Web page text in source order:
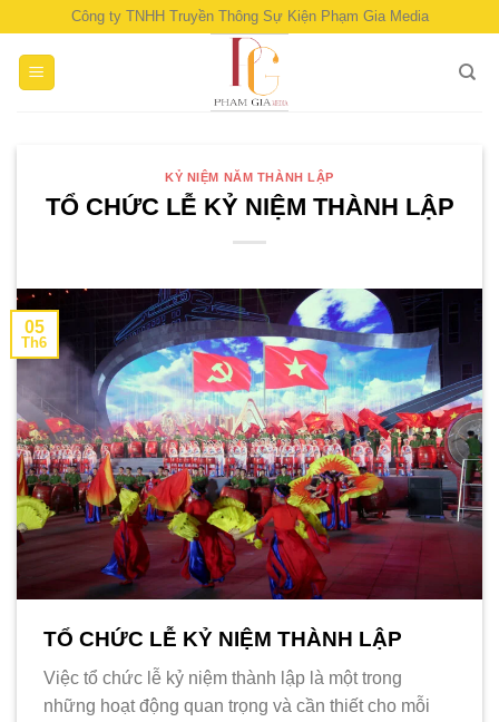
content
Công ty TNHH Truyền Thông Sự Kiện Phạm Gia Media
KỶ NIỆM NĂM THÀNH LẬP
TỔ CHỨC LỄ KỶ NIỆM THÀNH LẬP
05
Th6
TỔ CHỨC LỄ KỶ NIỆM THÀNH LẬP
Việc tổ chức lễ kỷ niệm thành lập là một trong
những hoạt động quan trọng và cần thiết cho mỗi